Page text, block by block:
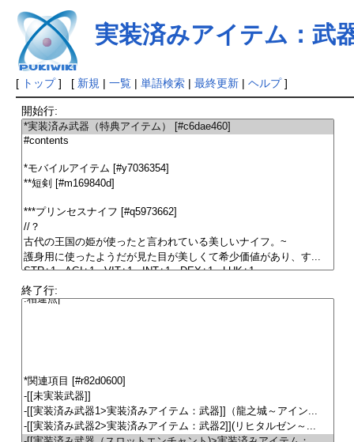
実装済みアイテム：武
[ トップ] [ 新規 | 一覧| 単語検索| 最終更新| ヘルプ]
開始行:
終了行: